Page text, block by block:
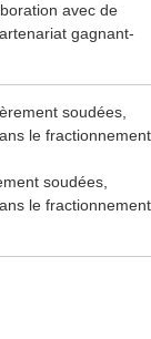
avec de
gagnant-
soudées,
le fractionnement
soudées,
le fractionnement